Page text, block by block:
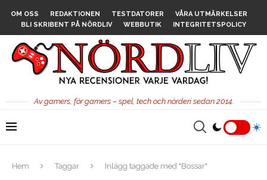
OM OSS REDAKTIONEN TESTDATORER
VÅRA UTMÄRKELSER
BLI SKRIBENT PÅ NÖRDLIV
WEBBUTIK INTEGRITETSPOLICY
Av gamers, för gamers – spel, tech och nörderi sedan 2014.
Hem Taggar Inlägg taggade med "Bossar"